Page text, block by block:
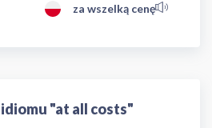
za wszelką cenę
"at all costs"